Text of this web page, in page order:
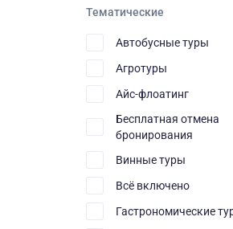
Тематические
Автобусные туры
Агротуры
Айс-флоатинг
Бесплатная отмена
бронирования
Винные туры
Всё включено
Гастрономические